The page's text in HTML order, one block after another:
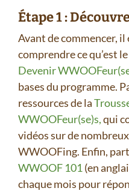
Étape 1 :
Avant de commencer,
comprendre ce qu’est
Devenir
bases du programme.
ressources de la
WWOOFeur(se)s,qui
vidéos sur de
WWOOFing. Enfin,
WWOOF 101 (en
chaque mois pour